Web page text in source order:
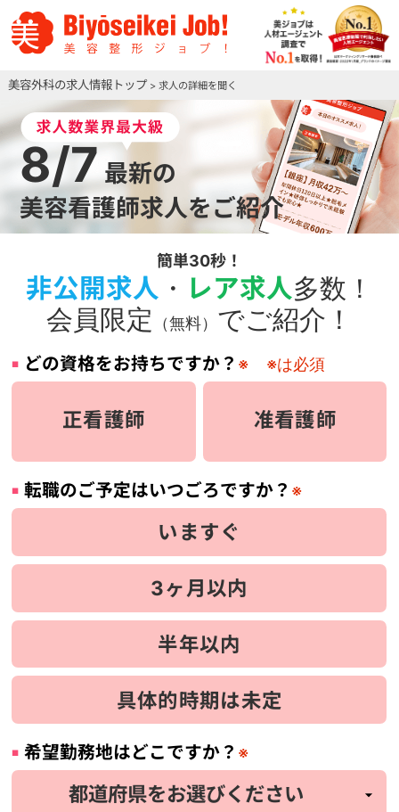
美容外科の求人情報トップ > 求人の詳細を聞く
8/7最新の
美容看護師求人をご紹介
簡単30秒！
非公開求人 ・ レア求人多数！
会員限定
（無料） でご紹介！
どの資格をお持ちですか？ ※ ※は必須
正看護師 准看護師
転職のご予定はいつごろですか？ ※
いますぐ
3ヶ月以内
半年以内
具体的時期は未定
希望勤務地はどこですか？ ※